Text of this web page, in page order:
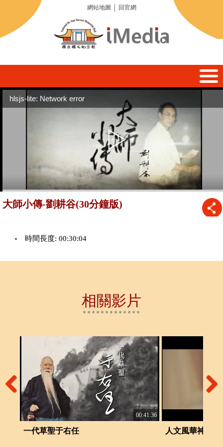
網站地圖 回官網
hlsjs-lite: Network error
大師小傳-劉耕谷(30分鐘版)
時間長度: 00:30:04
相關影片
00:41:36
一代草聖于右任 人文風華神采
Previous